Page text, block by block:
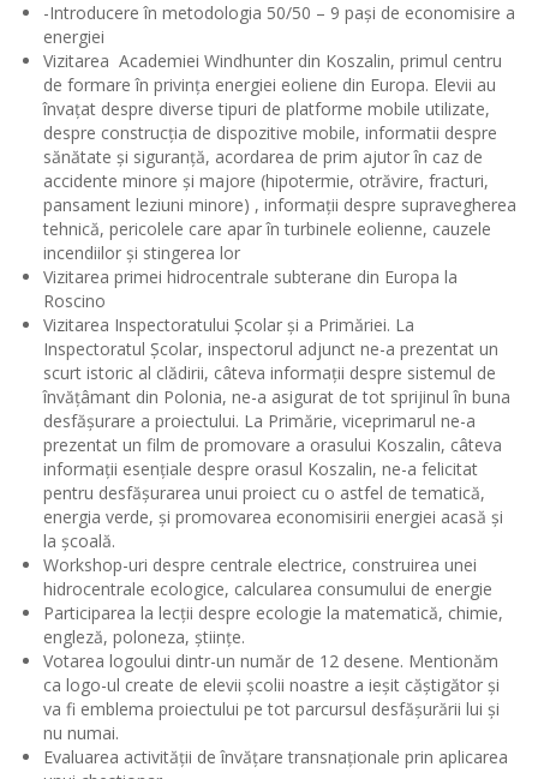
-Introducere în metodologia 50/50 – 9 pași de economisire a
energiei
Vizitarea Academiei Windhunter din Koszalin, primul centru
de formare în privința energiei eoliene din Europa. Elevii au
învațat despre diverse tipuri de platforme mobile utilizate,
despre construcția de dispozitive mobile, informatii despre
sănătate și siguranță, acordarea de prim ajutor în caz de
accidente minore și majore (hipotermie, otrăvire, fracturi,
pansament leziuni minore) , informații despre supravegherea
tehnică, pericolele care apar în turbinele eolienne, cauzele
incendiilor și stingerea lor
Vizitarea primei hidrocentrale subterane din Europa la
Roscino
Vizitarea Inspectoratului Școlar și a Primăriei. La
Inspectoratul Școlar, inspectorul adjunct ne-a prezentat un
scurt istoric al clădirii, câteva informații despre sistemul de
învățâmant din Polonia, ne-a asigurat de tot sprijinul în buna
desfășurare a proiectului. La Primărie, viceprimarul ne-a
prezentat un film de promovare a orasului Koszalin, câteva
informații esențiale despre orasul Koszalin, ne-a felicitat
pentru desfășurarea unui proiect cu o astfel de tematică,
energia verde, și promovarea economisirii energiei acasă și
la școală.
Workshop-uri despre centrale electrice, construirea unei
hidrocentrale ecologice, calcularea consumului de energie
Participarea la lecții despre ecologie la matematică, chimie,
engleză, poloneza, științe.
Votarea logoului dintr-un număr de 12 desene. Mentionăm
ca logo-ul create de elevii școlii noastre a ieșit căștigător și
va fi emblema proiectului pe tot parcursul desfășurării lui și
nu numai.
Evaluarea activității de învățare transnaționale prin aplicarea